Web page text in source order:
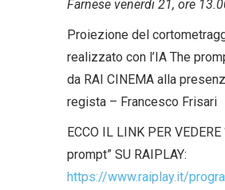
Farnese venerdi 21, ore
Proiezione del
realizzato con l’IA The
da RAI CINEMA alla
regista – Francesco Frisari
ECCO IL LINK PER VEDERE
prompt” SU RAIPLAY:
https://www.raiplay.it/